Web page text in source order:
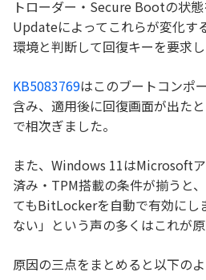
トローダー・Secure Bootの状
Updateによってこれらが変化
環境と判断して回復キーを要求し
KB5083769はこのブートコンポ
含み、適用後に回復画面が出た
で相次ぎました。
また、Windows 11はMicrosoft
済み・TPM搭載の条件が揃うと
てもBitLockerを自動で有効にし
ない」という声の多くはこれが原
原因の三点をまとめると以下のよ